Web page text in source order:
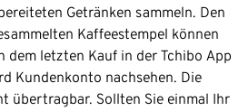
Getränken sammeln. Den
Kaffeestempel können
dem letzten Kauf in der Tchibo App
Kundenkonto nachsehen. Die
übertragbar. Sollten Sie einmal Ihr